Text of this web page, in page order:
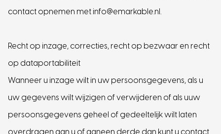
contact opnemen met info@emarkable.nl.
Recht op inzage, correcties, recht op bezwaar en recht
op dataportabiliteit
Wanneer u inzage wilt in uw persoonsgegevens, als u
uw gegevens wilt wijzigen of verwijderen of als uuw
persoonsgegevens geheel of gedeeltelijk wilt laten
overdragen aan u of aaneen derde dan kunt u contact